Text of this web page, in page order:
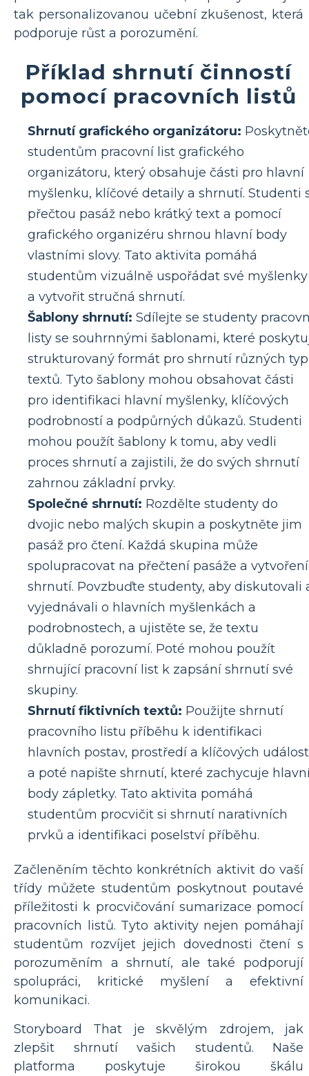
tak personalizovanou učební zkušenost, která
podporuje růst a porozumění.
Příklad shrnutí činností
pomocí pracovních listů
Shrnutí grafického organizátoru:
studentům pracovní list grafického
organizátoru, který obsahuje části pro hlavní
myšlenku, klíčové detaily a shrnutí. Studenti
přečtou pasáž nebo krátký text a pomocí
grafického organizéru shrnou hlavní body
vlastními slovy. Tato aktivita pomáhá
studentům vizuálně uspořádat své myšlenky
a vytvořit stručná shrnutí.
Šablony shrnutí: Sdílejte se studenty
listy se souhrnnými šablonami, které
strukturovaný formát pro shrnutí různých
textů. Tyto šablony mohou obsahovat části
pro identifikaci hlavní myšlenky, klíčových
podrobností a podpůrných důkazů. Studenti
mohou použít šablony k tomu, aby vedli
proces shrnutí a zajistili, že do svých shrnutí
zahrnou základní prvky.
Společné shrnutí: Rozdělte studenty do
dvojic nebo malých skupin a poskytněte jim
pasáž pro čtení. Každá skupina může
spolupracovat na přečtení pasáže a vytvoření
shrnutí. Povzbuďte studenty, aby diskutovali
vyjednávali o hlavních myšlenkách a
podrobnostech, a ujistěte se, že textu
důkladně porozumí. Poté mohou použít
shrnující pracovní list k zapsání shrnutí své
skupiny.
Shrnutí fiktivních textů: Použijte shrnutí
pracovního listu příběhu k identifikaci
hlavních postav, prostředí a klíčových
a poté napište shrnutí, které zachycuje
body zápletky. Tato aktivita pomáhá
studentům procvičit si shrnutí narativních
prvků a identifikaci poselství příběhu.
Začleněním těchto konkrétních aktivit do vaší
třídy můžete studentům poskytnout poutavé
příležitosti k procvičování sumarizace pomocí
pracovních listů. Tyto aktivity nejen pomáhají
studentům rozvíjet jejich dovednosti čtení s
porozuměním a shrnutí, ale také podporují
spolupráci, kritické myšlení a efektivní
komunikaci.
Storyboard That je skvělým zdrojem, jak
zlepšit shrnutí vašich studentů. Naše
platforma poskytuje širokou škálu